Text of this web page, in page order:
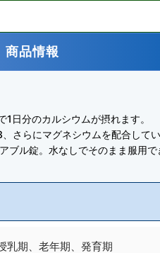
商品情報
日分のカルシウムが摂れます。
さらにマグネシウムを配合してい
ル錠。水なしでそのまま服用で
乳期、老年期、発育期